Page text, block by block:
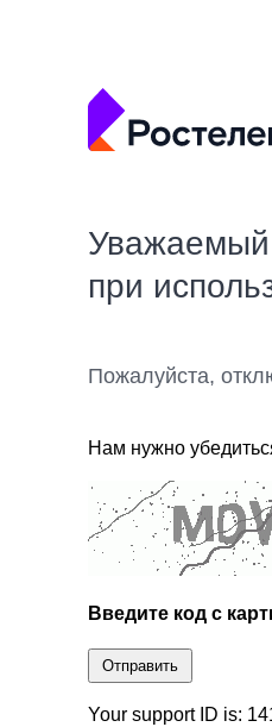
Уважаемый
при
Пожалуйста,
Нам нужно
Введите код с
Отправить
Your support ID is: